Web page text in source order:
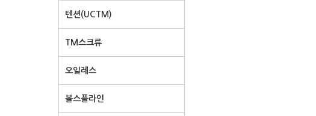
텐션(UCTM)
TM스크류
오일레스
볼스플라인